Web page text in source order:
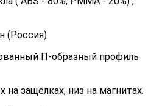
(Россия)
П-образный профиль
на защелках, низ на магнитах.